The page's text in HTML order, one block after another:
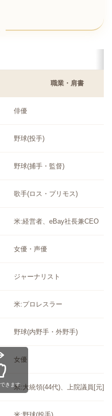
職業・肩書
俳優
野球(投手)
野球(捕手・監督)
歌手(ロス・プリモス)
米:経営者、eBay社長兼CEO
女優・声優
ジャーナリスト
米:プロレスラー
野球(内野手・外野手)
女優
米:大統領(44代)、上院議員[元]
きます